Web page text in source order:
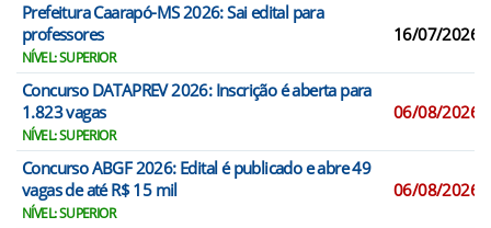
Prefeitura Caarapó-MS 2026: Sai edital para
professores
NÍVEL: SUPERIOR
16/07/2026
Concurso DATAPREV 2026: Inscrição é aberta para
1.823 vagas
NÍVEL: SUPERIOR
06/08/2026
Concurso ABGF 2026: Edital é publicado e abre 49
vagas de até R$ 15 mil
NÍVEL: SUPERIOR
06/08/2026